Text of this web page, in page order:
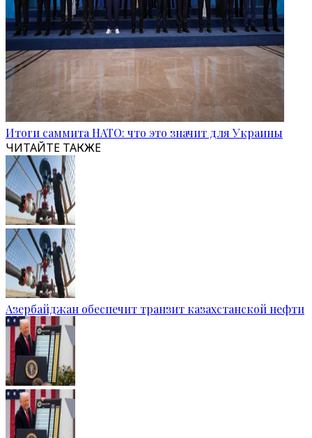
Итоги саммита НАТО: что это значит для Украины
ЧИТАЙТЕ ТАКЖЕ
Азербайджан обеспечит транзит казахстанской нефти